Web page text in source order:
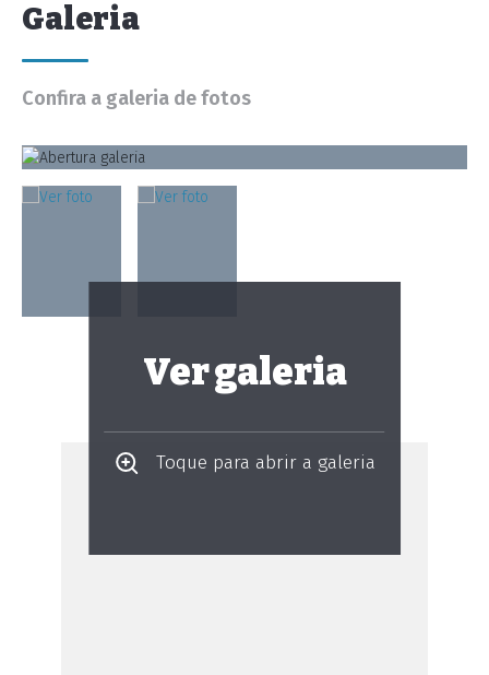
Galeria
Confira a galeria de fotos
Ver galeria
Toque para abrir a galeria